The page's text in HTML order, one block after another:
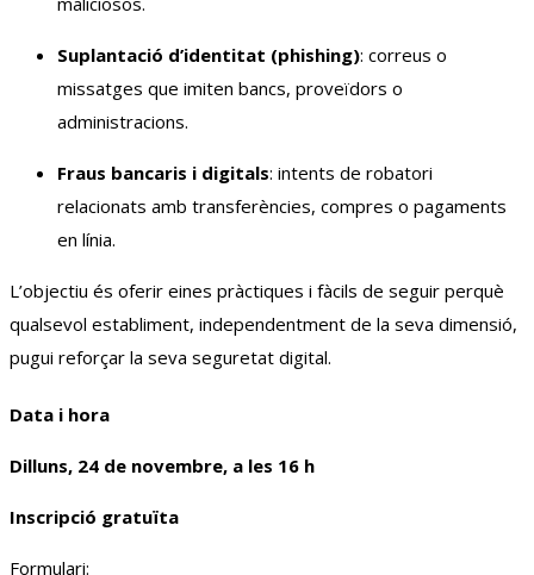
Suplantació d’identitat (phishing): correus o
missatges que imiten bancs, proveïdors o
administracions.
Fraus bancaris i digitals: intents de robatori
relacionats amb transferències, compres o pagaments
en línia.
L’objectiu és oferir eines pràctiques i fàcils de seguir perquè
qualsevol establiment, independentment de la seva dimensió,
pugui reforçar la seva seguretat digital.
Data i hora
Dilluns, 24 de novembre, a les 16 h
Inscripció gratuïta
Formulari: